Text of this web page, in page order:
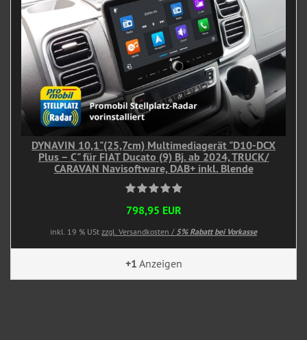
DYNAVIN 10,1"(25,7cm) Multimediagerät "D10-DCX
Plus – C" für FIAT Ducato (9) Bj. ab 2024, TRUCK/
CARAVAN Navisoftware, DAB+ inkl. Blende
798,95 EUR
inkl. 19 % USt zzgl. Versandkosten / 5% Rabatt bei Vorkasse
+1 Anzeigen